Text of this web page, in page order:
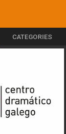
CATEGORIES